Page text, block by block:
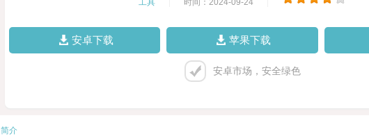
安卓下载 苹果下载
安卓市场，安全绿色
简介